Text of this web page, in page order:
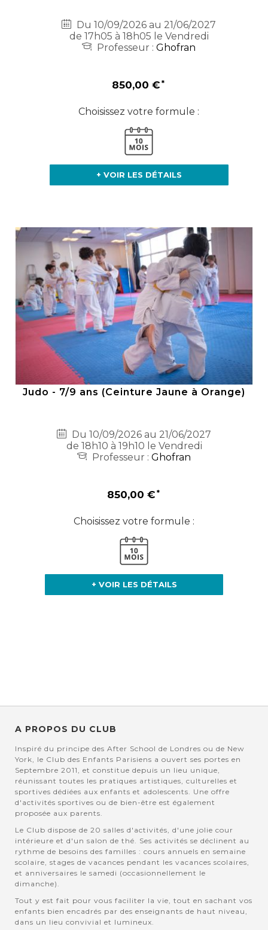
Du 10/09/2026 au 21/06/2027
de 17h05 à 18h05 le Vendredi
Professeur :Ghofran
850,00 €
Choisissez votre formule :
+ VOIR LES DÉTAILS
Judo - 7/9 ans (Ceinture Jaune à Orange)
Du 10/09/2026 au 21/06/2027
de 18h10 à 19h10 le Vendredi
Professeur : Ghofran
850,00 €
Choisissez votre formule :
+ VOIR LES DÉTAILS
A PROPOS DU CLUB
Inspiré du principe des After School de Londres ou de New
York, le Club des Enfants Parisiens a ouvert ses portes en
Septembre 2011, et constitue depuis un lieu unique,
réunissant toutes les pratiques artistiques, culturelles et
sportives dédiées aux enfants et adolescents. Une offre
d'activités sportives ou de bien-être est également
proposée aux parents.
Le Club dispose de 20 salles d'activités, d'une jolie cour
intérieure et d'un salon de thé. Ses activités se déclinent au
rythme de besoins des familles : cours annuels en semaine
scolaire, stages de vacances pendant les vacances scolaires,
et anniversaires le samedi (occasionnellement le
dimanche).
Tout y est fait pour vous faciliter la vie, tout en sachant vos
enfants bien encadrés par des enseignants de haut niveau,
dans un lieu convivial et lumineux.